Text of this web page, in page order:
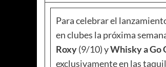
Para celebrar el
en clubes la próxima
Roxy(9/10) yWhisky a Go
exclusivamente en las